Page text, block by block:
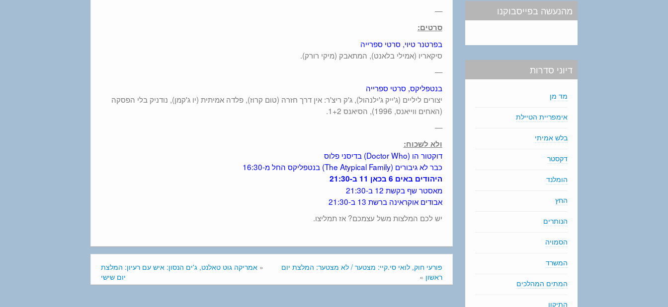
—
סרטים:
בפרטנר טיוי, סרטי ספרייה
סיקאריו (אמילי בלאנט), המתאבק (מיקי רורק).
—
בנטפליקס, סרטי ספרייה
יצורים ליליים (ג'ייק ג'ילנהול), ג'ק ריצ'ר: אין דרך חזרה (טום קרוז), פלדה אמיתית (יו ג'קמן), נודניק בלי הפסקה
(האחים ווייאנס, 1996), הסיאנס 1+2.
—
ולא לשכוח:
דוקטור הו (Doctor Who) בדיסני פלוס
כבר לא גיבורים (The Atypical Family) בנטפליקס החל מ-16:30
היהודים באים 6 בכאן 11 ב-21:30
מאסטר שף בקשת 12 ב-21:30
אבודים אוקראינה ברשת 13 ב-21:30
יש לכם המלצות משל עצמכם? אז תמליצו.
« אמריקה גוט טאלנט, ג'ים הנסון: איש עם רעיון: המלצת
יום שישי
פורעי חוק, לואי סי.קיי: מצטער / לא מצטער: המלצת יום
ראשון »
מהנעשה בפייסבוקנו
דיוני סדרות
מד מן
אימפריית הטיילת
בלש אמיתי
דקסטר
הומלנד
החץ
הנותרים
הסמויה
המשרד
המתים המהלכים
התיקון